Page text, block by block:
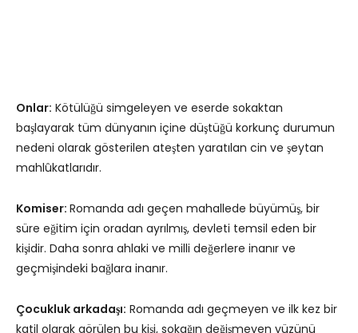
Onlar: Kötülüğü simgeleyen ve eserde sokaktan
başlayarak tüm dünyanın içine düştüğü korkunç durumun
nedeni olarak gösterilen ateşten yaratılan cin ve şeytan
mahlûkatlarıdır.
Komiser: Romanda adı geçen mahallede büyümüş, bir
süre eğitim için oradan ayrılmış, devleti temsil eden bir
kişidir. Daha sonra ahlaki ve milli değerlere inanır ve
geçmişindeki bağlara inanır.
Çocukluk arkadaşı: Romanda adı geçmeyen ve ilk kez bir
katil olarak görülen bu kişi, sokağın değişmeyen yüzünü